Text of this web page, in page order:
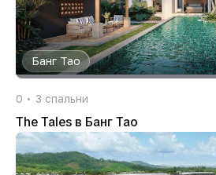
Банг Тао
0 3 спальни
The Tales в Банг Тао